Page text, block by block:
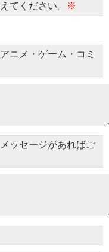
てください。 ※
ニメ・ゲーム・コミ
ッセージがあればご